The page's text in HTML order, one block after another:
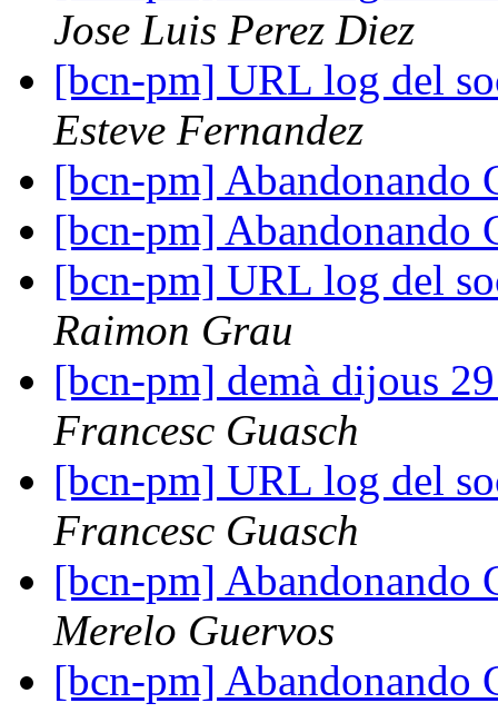
Jose Luis Perez Diez
[bcn-pm] URL log del
Esteve Fernandez
[bcn-pm]
[bcn-pm]
[bcn-pm] URL log del
Raimon Grau
[bcn-pm] demà dijous
Francesc Guasch
[bcn-pm] URL log del
Francesc Guasch
[bcn-pm]
Merelo Guervos
[bcn-pm]